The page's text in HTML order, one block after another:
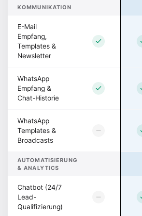
KOMMUNIKATION
E-Mail
Empfang,
Templates &
Newsletter
WhatsApp
Empfang &
Chat-Historie
WhatsApp
Templates &
Broadcasts
AUTOMATISIERUNG
& ANALYTICS
Chatbot (24/7
Lead-
Qualifizierung)